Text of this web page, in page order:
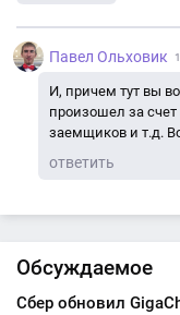
Павел Ольховик
И, причем тут вы
произошел за
заемщиков и т.д.
ответить
Обсуждаемое
Сбер обновил